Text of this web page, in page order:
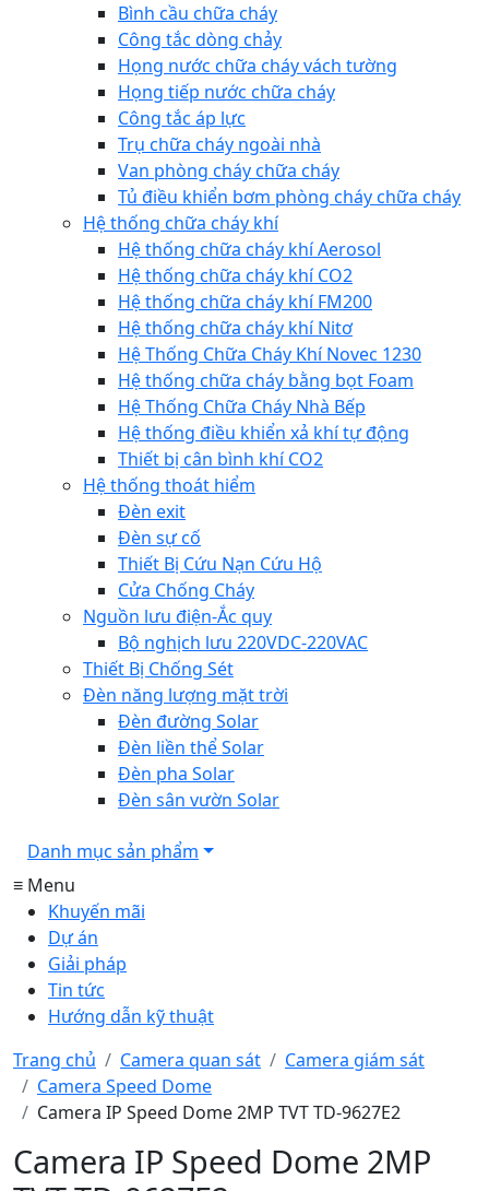
Bình cầu chữa cháy
Công tắc dòng chảy
Họng nước chữa cháy vách tường
Họng tiếp nước chữa cháy
Công tắc áp lực
Trụ chữa cháy ngoài nhà
Van phòng cháy chữa cháy
Tủ điều khiển bơm phòng cháy chữa cháy
Hệ thống chữa cháy khí
Hệ thống chữa cháy khí Aerosol
Hệ thống chữa cháy khí CO2
Hệ thống chữa cháy khí FM200
Hệ thống chữa cháy khí Nitơ
Hệ Thống Chữa Cháy Khí Novec 1230
Hệ thống chữa cháy bằng bọt Foam
Hệ Thống Chữa Cháy Nhà Bếp
Hệ thống điều khiển xả khí tự động
Thiết bị cân bình khí CO2
Hệ thống thoát hiểm
Đèn exit
Đèn sự cố
Thiết Bị Cứu Nạn Cứu Hộ
Cửa Chống Cháy
Nguồn lưu điện-Ắc quy
Bộ nghịch lưu 220VDC-220VAC
Thiết Bị Chống Sét
Đèn năng lượng mặt trời
Đèn đường Solar
Đèn liền thể Solar
Đèn pha Solar
Đèn sân vườn Solar
Danh mục sản phẩm
≡ Menu
Khuyến mãi
Dự án
Giải pháp
Tin tức
Hướng dẫn kỹ thuật
Trang chủ
Camera quan sát
Camera giám sát
Camera Speed Dome
Camera IP Speed Dome 2MP TVT TD-9627E2
Camera IP Speed Dome 2MP